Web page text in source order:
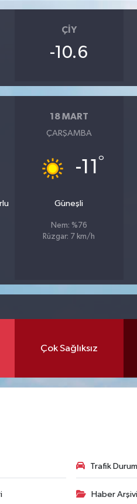
ÇIY
-10.6
18 MART
ÇARŞAMBA
-11 °
Güneşli
Nem: %76
Rüzgar: 7 km/h
Çok Sağlıksız
Trafik
Haber Arşivi